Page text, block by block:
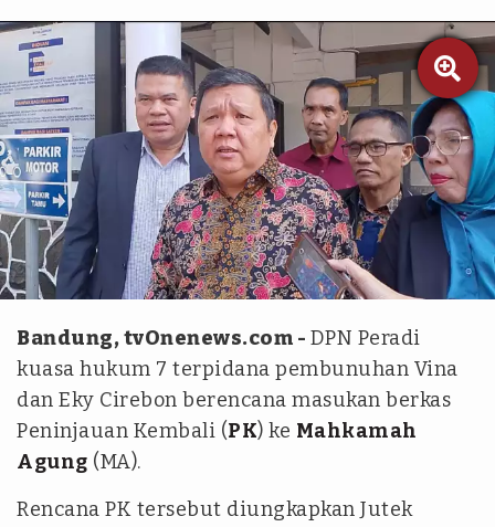

tvOnenews.com/Ilham Ariyansyah
Bandung, tvOnenews.com - DPN Peradi
kuasa hukum 7 terpidana pembunuhan Vina
dan Eky Cirebon berencana masukan berkas
Peninjauan Kembali (PK) ke Mahkamah
Agung (MA).
Rencana PK tersebut diungkapkan Jutek